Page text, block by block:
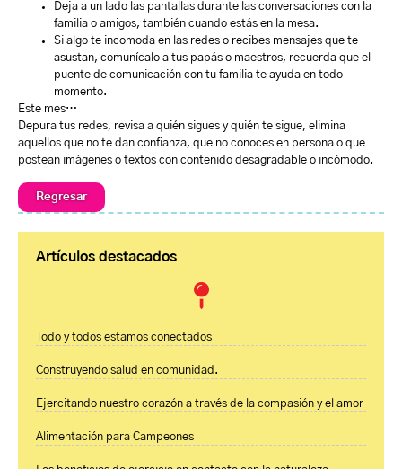
Deja a un lado las pantallas durante las conversaciones con la
familia o amigos, también cuando estás en la mesa.
Si algo te incomoda en las redes o recibes mensajes que te
asustan, comunícalo a tus papás o maestros, recuerda que el
puente de comunicación con tu familia te ayuda en todo
momento.
Este mes…
Depura tus redes, revisa a quién sigues y quién te sigue, elimina
aquellos que no te dan confianza, que no conoces en persona o que
postean imágenes o textos con contenido desagradable o incómodo.
Regresar
Artículos destacados
Todo y todos estamos conectados
Construyendo salud en comunidad.
Ejercitando nuestro corazón a través de la compasión y el amor
Alimentación para Campeones